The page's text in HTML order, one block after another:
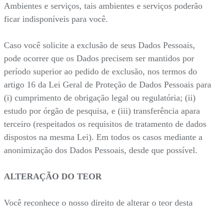
Ambientes e serviços, tais ambientes e serviços poderão
ficar indisponíveis para você.
Caso você solicite a exclusão de seus Dados Pessoais,
pode ocorrer que os Dados precisem ser mantidos por
período superior ao pedido de exclusão, nos termos do
artigo 16 da Lei Geral de Proteção de Dados Pessoais para
(i) cumprimento de obrigação legal ou regulatória; (ii)
estudo por órgão de pesquisa, e (iii) transferência apara
terceiro (respeitados os requisitos de tratamento de dados
dispostos na mesma Lei). Em todos os casos mediante a
anonimização dos Dados Pessoais, desde que possível.
ALTERAÇÃO DO TEOR
Você reconhece o nosso direito de alterar o teor desta